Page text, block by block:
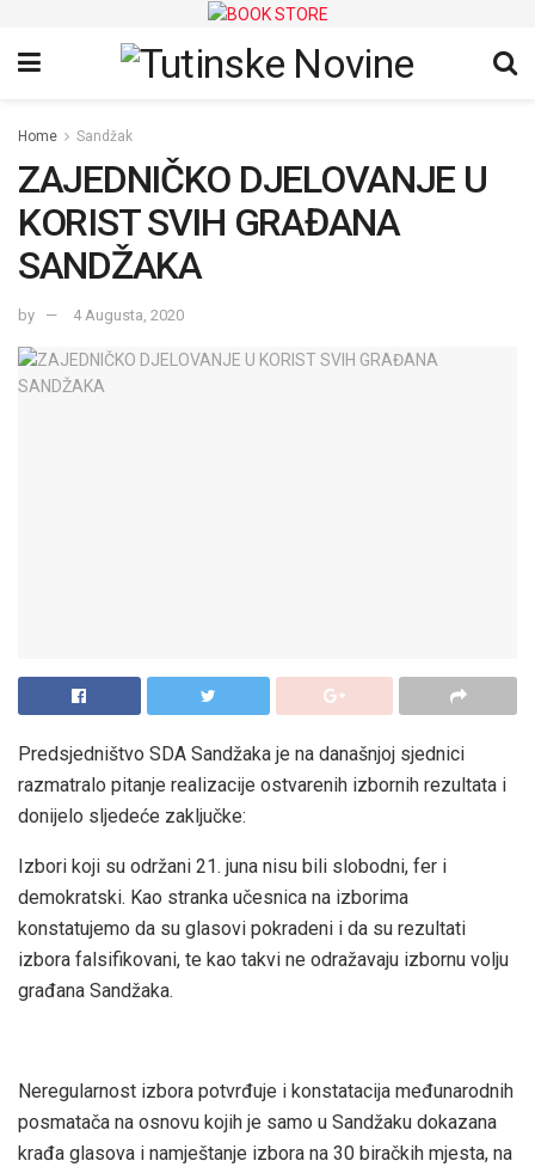
Home Sandžak
ZAJEDNIČKO DJELOVANJE U
KORIST SVIH GRAĐANA
SANDŽAKA
by 4 Augusta, 2020
Predsjedništvo SDA Sandžaka je na današnjoj sjednici
razmatralo pitanje realizacije ostvarenih izbornih rezultata i
donijelo sljedeće zaključke:
Izbori koji su održani 21. juna nisu bili slobodni, fer i
demokratski. Kao stranka učesnica na izborima
konstatujemo da su glasovi pokradeni i da su rezultati
izbora falsifikovani, te kao takvi ne odražavaju izbornu volju
građana Sandžaka.
Neregularnost izbora potvrđuje i konstatacija međunarodnih
posmatača na osnovu kojih je samo u Sandžaku dokazana
krađa glasova i namještanje izbora na 30 biračkih mjesta, na